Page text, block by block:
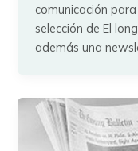
comunicación
selección de El
además una